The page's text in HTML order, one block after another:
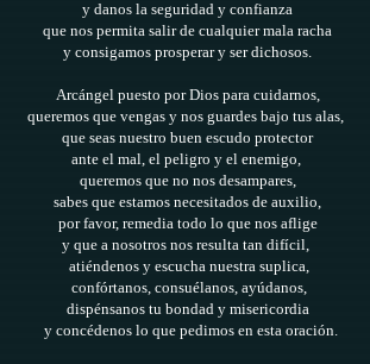
y danos la seguridad y confianza
que nos permita salir de cualquier mala racha
y consigamos prosperar y ser dichosos.
Arcángel puesto por Dios para cuidarnos,
queremos que vengas y nos guardes bajo tus alas,
que seas nuestro buen escudo protector
ante el mal, el peligro y el enemigo,
queremos que no nos desampares,
sabes que estamos necesitados de auxilio,
por favor, remedia todo lo que nos aflige
y que a nosotros nos resulta tan difícil,
atiéndenos y escucha nuestra suplica,
confórtanos, consuélanos, ayúdanos,
dispénsanos tu bondad y misericordia
y concédenos lo que pedimos en esta oración.